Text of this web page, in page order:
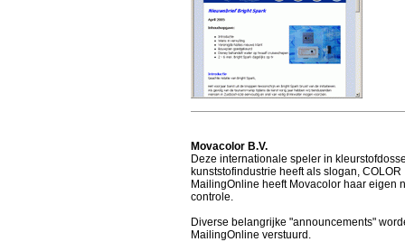
Movacolor B.V.
Deze internationale speler in
kunststofindustrie heeft als slogan, COLOR
MailingOnline heeft Movacolor haar eigen
controle.
Diverse belangrijke "announcements"
MailingOnline verstuurd.